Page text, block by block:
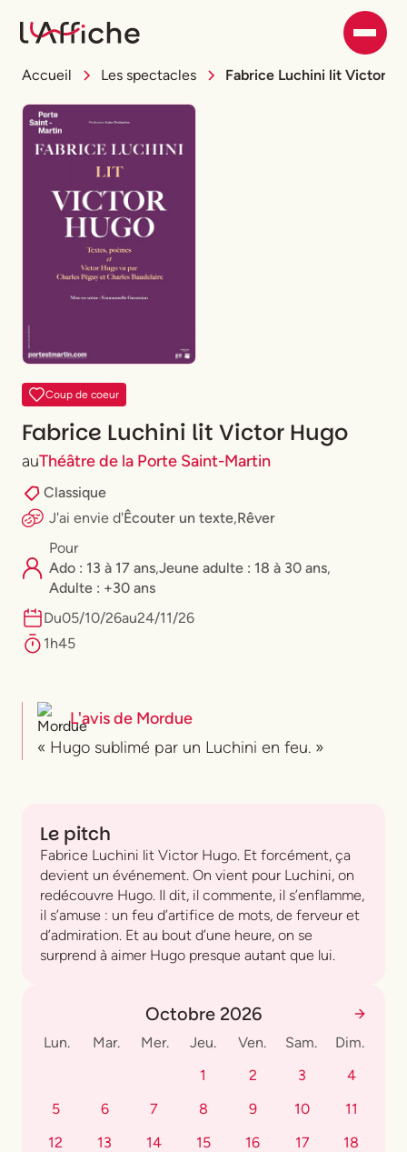
Accueil Les spectacles Fabrice Luchini lit Victor
Coup de coeur
Fabrice Luchini lit Victor Hugo
auThéâtre de la Porte Saint-Martin
Classique
J'ai envie d'Êcouter un texte,Rêver
Pour
Ado : 13 à 17 ans,⁠Jeune adulte : 18 à 30 ans,
Adulte : +30 ans
Du05/10/26au24/11/26
1h45
L'avis de Mordue
« Hugo sublimé par un Luchini en feu. »
Le pitch
Fabrice Luchini lit Victor Hugo. Et forcément, ça
devient un événement. On vient pour Luchini, on
redécouvre Hugo. Il dit, il commente, il s’enflamme,
il s’amuse : un feu d’artifice de mots, de ferveur et
d’admiration. Et au bout d’une heure, on se
surprend à aimer Hugo presque autant que lui.
Octobre 2026
Lun. Mar. Mer. Jeu. Ven. Sam.
Dim.
1
2 3
4
5
6 7 8 9 10
11
12
13 14 15 16 17
18